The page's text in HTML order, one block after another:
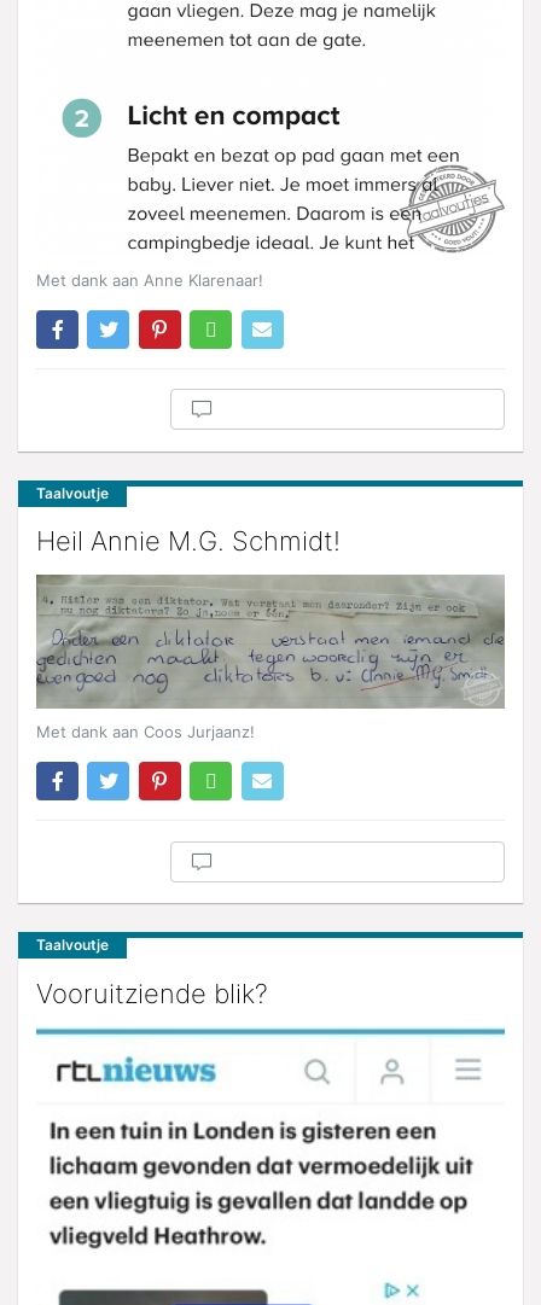
Met dank aan Anne Klarenaar!
Taalvoutje
Heil Annie M.G. Schmidt!
Met dank aan Coos Jurjaanz!
Taalvoutje
Vooruitziende blik?